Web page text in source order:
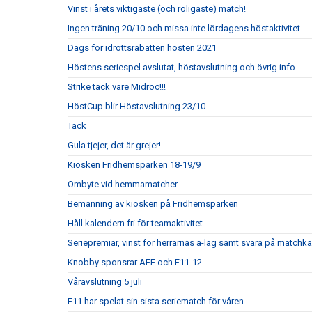
Vinst i årets viktigaste (och roligaste) match!
Ingen träning 20/10 och missa inte lördagens höstaktivitet
Dags för idrottsrabatten hösten 2021
Höstens seriespel avslutat, höstavslutning och övrig info...
Strike tack vare Midroc!!!
HöstCup blir Höstavslutning 23/10
Tack
Gula tjejer, det är grejer!
Kiosken Fridhemsparken 18-19/9
Ombyte vid hemmamatcher
Bemanning av kiosken på Fridhemsparken
Håll kalendern fri för teamaktivitet
Seriepremiär, vinst för herrarnas a-lag samt svara på
Knobby sponsrar ÄFF och F11-12
Våravslutning 5 juli
F11 har spelat sin sista seriematch för våren